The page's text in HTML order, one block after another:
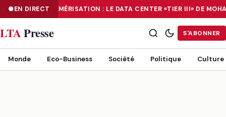
EN DIRECTNUMÉRISATION : LE DATA CENTER «TIER III» DE
NUMÉRISATION : LE DATA CENTER «TIER III» DE MOHAMMADIA, UN
LTAPresse S'ABONNER
Monde Eco-Business Société Politique Culture